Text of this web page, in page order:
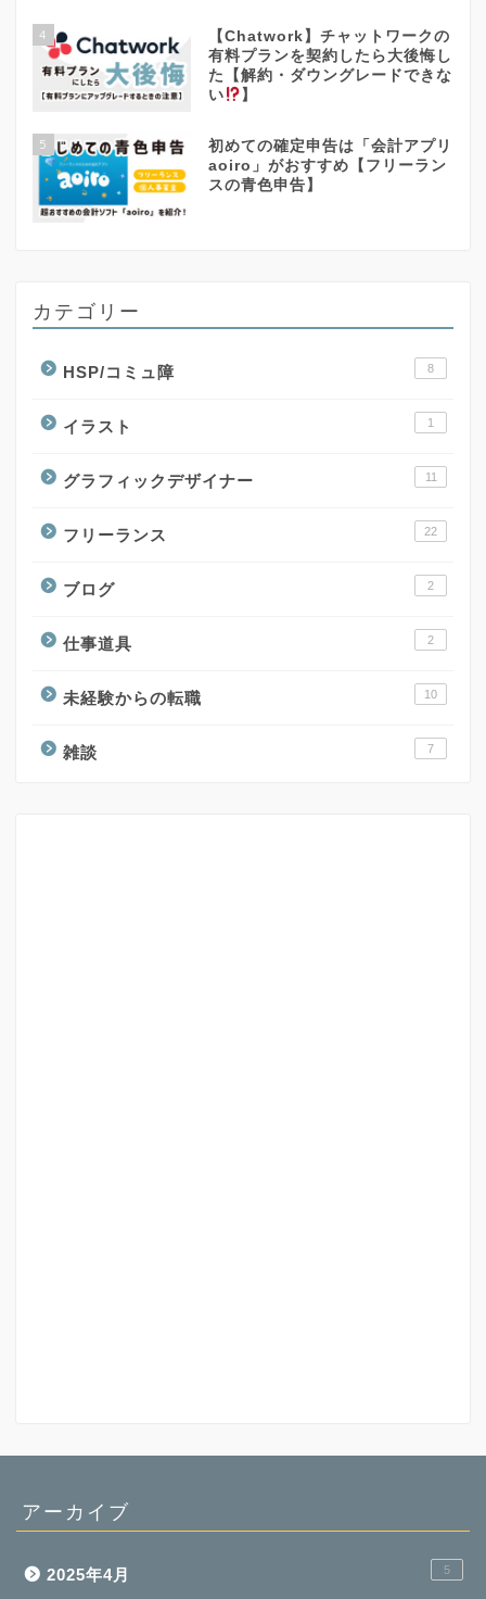
4
【Chatwork】チャットワークの
有料プランを契約したら大後悔し
た【解約・ダウングレードできな
い
】
5
初めての確定申告は「会計アプリ
aoiro」がおすすめ【フリーラン
スの青色申告】
カテゴリー
HSP/コミュ障 8
イラスト 1
グラフィックデザイナー 11
フリーランス 22
ブログ 2
仕事道具 2
未経験からの転職 10
雑談 7
アーカイブ
2025年4月 5